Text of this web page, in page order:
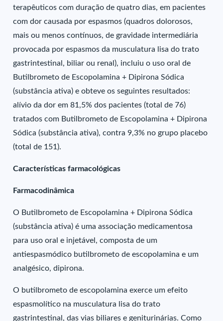
terapêuticos com duração de quatro dias, em pacientes
com dor causada por espasmos (quadros dolorosos,
mais ou menos contínuos, de gravidade intermediária
provocada por espasmos da musculatura lisa do trato
gastrintestinal, biliar ou renal), incluiu o uso oral de
Butilbrometo de Escopolamina + Dipirona Sódica
(substância ativa) e obteve os seguintes resultados:
alívio da dor em 81,5% dos pacientes (total de 76)
tratados com Butilbrometo de Escopolamina + Dipirona
Sódica (substância ativa), contra 9,3% no grupo placebo
(total de 151).
Características farmacológicas
Farmacodinâmica
O Butilbrometo de Escopolamina + Dipirona Sódica
(substância ativa) é uma associação medicamentosa
para uso oral e injetável, composta de um
antiespasmódico butilbrometo de escopolamina e um
analgésico, dipirona.
O butilbrometo de escopolamina exerce um efeito
espasmolítico na musculatura lisa do trato
gastrintestinal, das vias biliares e geniturinárias. Como